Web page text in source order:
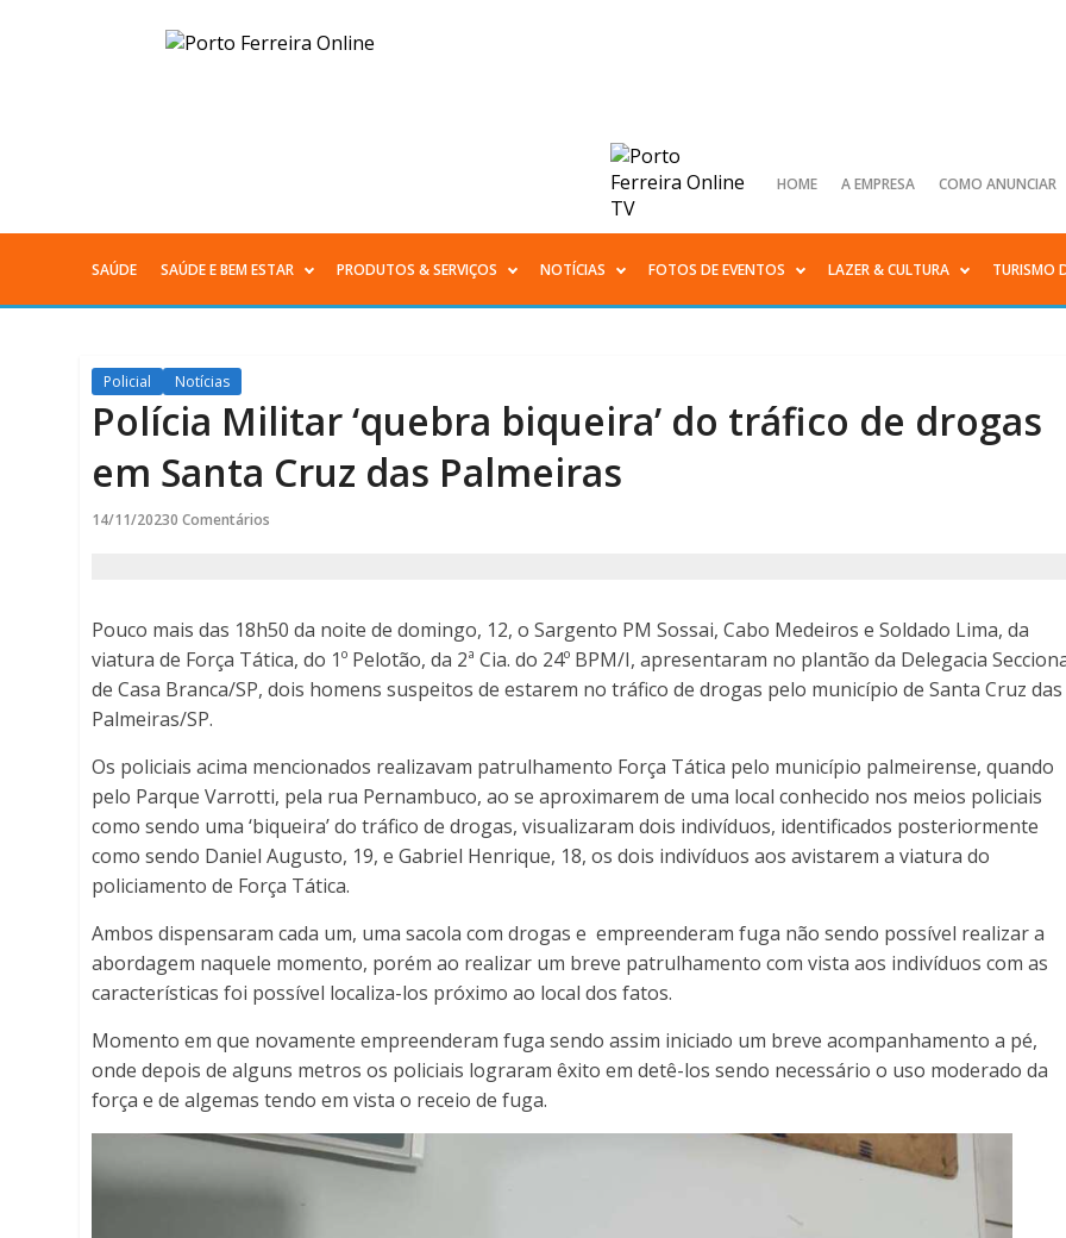
Polícia
do
tráfico
de
drogas
em
Santa
das
Palmeiras
-
Porto
Ferreira
Online
HOME A EMPRESA COMO ANUNCIAR
Menu
SAÚDE SAÚDE E BEM ESTAR PRODUTOS & SERVIÇOS NOTÍCIAS FOTOS DE EVENTOS LAZER & CULTURA TURISMO
Policial Notícias
Polícia Militar ‘quebra biqueira’ do tráfico de drogas
em Santa Cruz das Palmeiras
14/11/20230 Comentários
Pouco mais das 18h50 da noite de domingo, 12, o Sargento PM Sossai, Cabo Medeiros e Soldado Lima, da
viatura de Força Tática, do 1º Pelotão, da 2ª Cia. do 24º BPM/I, apresentaram no plantão da Delegacia
de Casa Branca/SP, dois homens suspeitos de estarem no tráfico de drogas pelo município de Santa Cruz das
Palmeiras/SP.
Os policiais acima mencionados realizavam patrulhamento Força Tática pelo município palmeirense, quando
pelo Parque Varrotti, pela rua Pernambuco, ao se aproximarem de uma local conhecido nos meios policiais
como sendo uma ‘biqueira’ do tráfico de drogas, visualizaram dois indivíduos, identificados posteriormente
como sendo Daniel Augusto, 19, e Gabriel Henrique, 18, os dois indivíduos aos avistarem a viatura do
policiamento de Força Tática.
Ambos dispensaram cada um, uma sacola com drogas e empreenderam fuga não sendo possível realizar a
abordagem naquele momento, porém ao realizar um breve patrulhamento com vista aos indivíduos com as
características foi possível localiza-los próximo ao local dos fatos.
Momento em que novamente empreenderam fuga sendo assim iniciado um breve acompanhamento a pé,
onde depois de alguns metros os policiais lograram êxito em detê-los sendo necessário o uso moderado da
força e de algemas tendo em vista o receio de fuga.